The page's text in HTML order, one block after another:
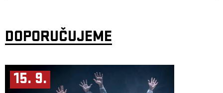
DOPORUČUJEME
15. 9.